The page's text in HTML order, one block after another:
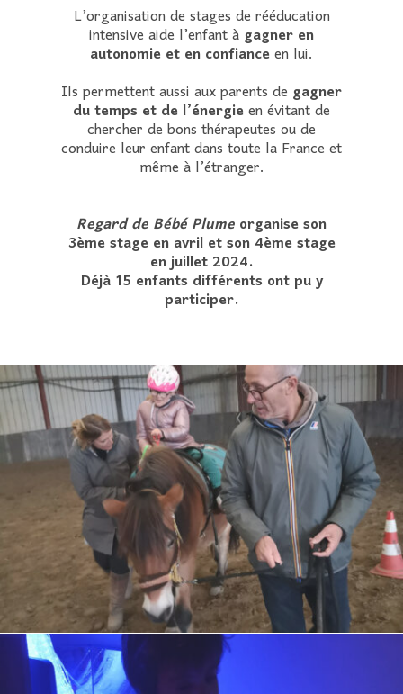
L’organisation de stages de rééducation
intensive aide l’enfant àgagner en
autonomie et en confianceen lui.
Ils permettent aussi aux parents degagner
du temps et de l’énergieen évitant de
chercher de bons thérapeutes ou de
conduire leur enfant dans toute la France et
même à l’étranger.
Regard de Bébé Plumeorganise son
3ème stage en avrilet son 4ème stage
en juillet 2024.
Déjà 15 enfants différents ont pu y
participer.